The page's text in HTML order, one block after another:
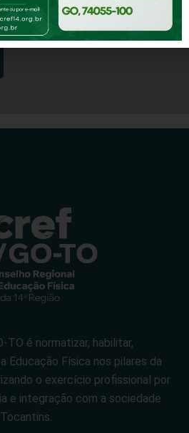
TO é normatizar, habilitar,
Educação Física nos pilares da
o exercício profissional por
e integração com a sociedade